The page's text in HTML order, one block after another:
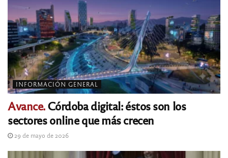
INFORMACIÓN GENERAL
Avance.Córdoba digital: éstos son los
sectores online que más crecen
29 de mayo de 2026